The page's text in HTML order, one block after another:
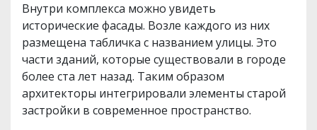
Внутри комплекса можно увидеть
исторические фасады. Возле каждого из них
размещена табличка с названием улицы. Это
части зданий, которые существовали в городе
более ста лет назад. Таким образом
архитекторы интегрировали элементы старой
застройки в современное пространство.